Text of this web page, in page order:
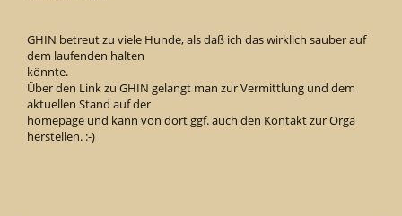
GHIN betreut zu viele Hunde, als daß ich das wirklich sauber auf
dem laufenden halten
könnte.
Über den Link zu GHIN gelangt man zur Vermittlung und dem
aktuellen Stand auf der
homepage und kann von dort ggf. auch den Kontakt zur Orga
herstellen. :-)